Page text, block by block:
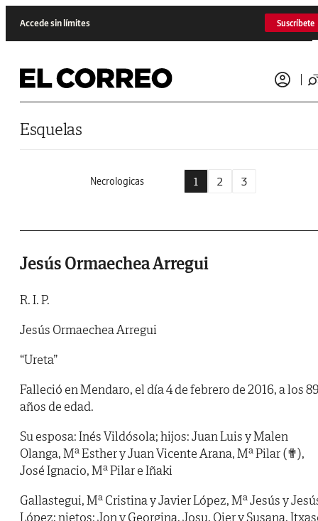
Accede sin límites Suscríbete
Esquelas
Necrologicas 1 2 3
Jesús Ormaechea Arregui
R. I. P.
Jesús Ormaechea Arregui
“Ureta”
Falleció en Mendaro, el día 4 de febrero de 2016, a los
años de edad.
Su esposa: Inés Vildósola; hijos: Juan Luis y Malen
Olanga, Mª Esther y Juan Vicente Arana, Mª Pilar (✟),
José Ignacio, Mª Pilar e Iñaki
Gallastegui, Mª Cristina y Javier López, Mª Jesús y
López; nietos: Jon y Georgina, Josu, Oier y Susana,